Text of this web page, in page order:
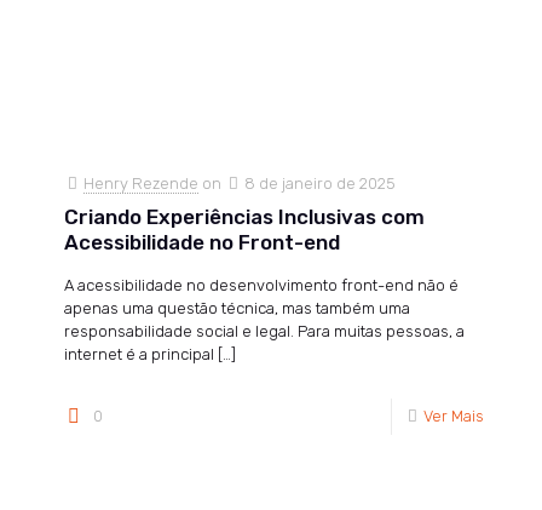
Henry Rezende on 8 de janeiro de 2025
Criando Experiências Inclusivas com
Acessibilidade no Front-end
A acessibilidade no desenvolvimento front-end não é
apenas uma questão técnica, mas também uma
responsabilidade social e legal. Para muitas pessoas, a
internet é a principal
0 Ver Mais